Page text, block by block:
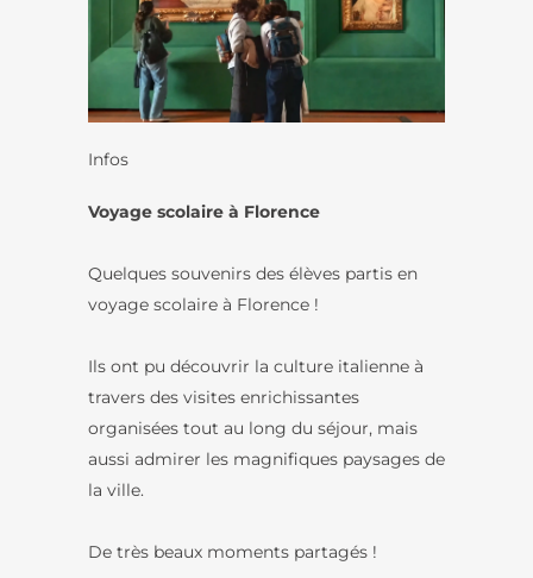
Infos
Voyage scolaire à Florence
Quelques souvenirs des élèves partis en
voyage scolaire à Florence !
Ils ont pu découvrir la culture italienne à
travers des visites enrichissantes
organisées tout au long du séjour, mais
aussi admirer les magnifiques paysages de
la ville.
De très beaux moments partagés !